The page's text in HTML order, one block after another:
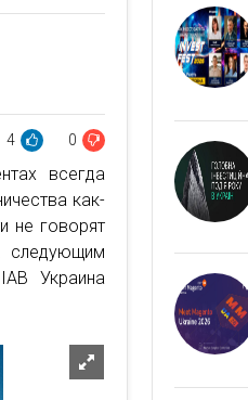
4 0
всегда
как-
не говорят
следующим
Украина